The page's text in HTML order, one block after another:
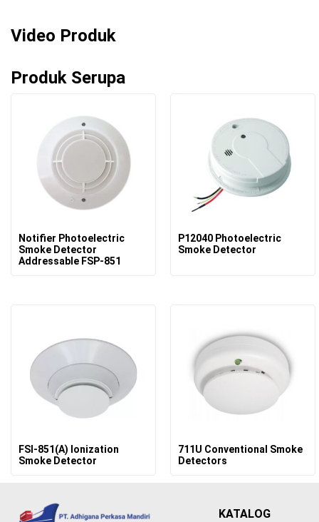
Video Produk
Produk Serupa
Notifier Photoelectric
Smoke Detector
Addressable FSP-851
P12040 Photoelectric
Smoke Detector
FSI-851(A) Ionization
Smoke Detector
711U Conventional Smoke
Detectors
KATALOG